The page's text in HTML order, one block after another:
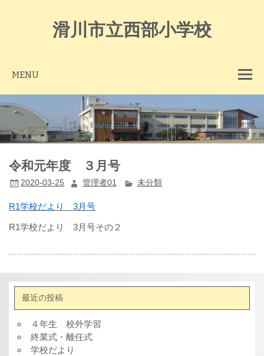
滑川市立西部小学校
MENU
令和元年度 ３月号
2020-03-25 管理者01 未分類
R1学校だより 3月号
R1学校だより 3月号その２
最近の投稿
４年生 校外学習
終業式・離任式
学校だより